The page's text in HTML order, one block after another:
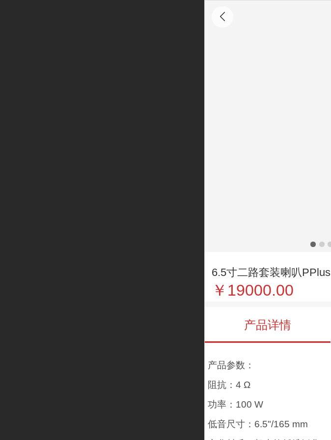
6.5寸二路套装喇叭PPlus
￥19000.00
产品详情
产品参数：
阻抗：4 Ω
功率：100 W
低音尺寸：6.5"/165 mm